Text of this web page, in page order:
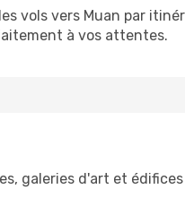
vols vers Muan par
à vos attentes.
galeries d'art et